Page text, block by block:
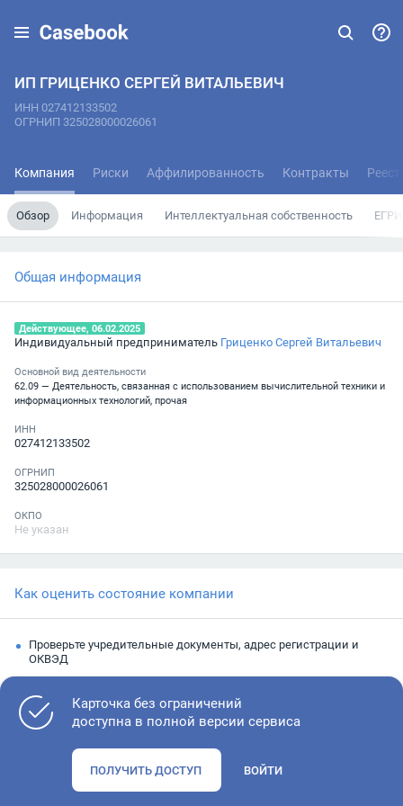
ИП ГРИЦЕНКО СЕРГЕЙ ВИТАЛЬЕВИЧ
ИНН 027412133502
ОГРНИП 325028000026061
Компания Риски Аффилированность Контракты
Обзор Информация Интеллектуальная собственность
Общая информация
Действующее, 06.02.2025
Индивидуальный предприниматель Гриценко Сергей Витальевич
Основной вид деятельности
62.09 — Деятельность, связанная с использованием вычислительной техники и
информационных технологий, прочая
ИНН
027412133502
ОГРНИП
325028000026061
ОКПО
Не указан
Как оценить состояние компании
Проверьте учредительные документы, адрес регистрации и
ОКВЭД
Изучите финансовые показатели
исполнительным производствам
Карточка без ограничений
доступна в полной версии сервиса
ПОЛУЧИТЬ ДОСТУП ВОЙТИ